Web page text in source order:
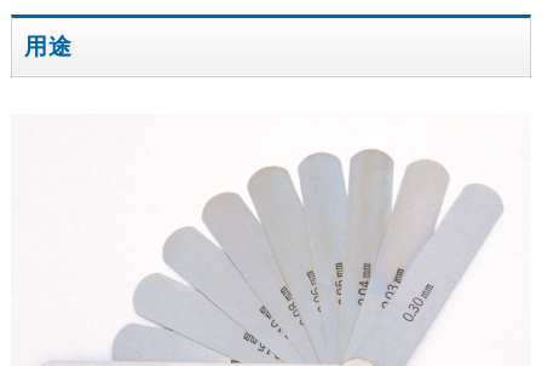
会社概要
用途